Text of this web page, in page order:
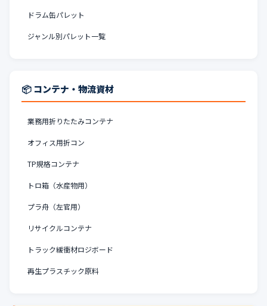
ドラム缶パレット
ジャンル別パレット一覧
📦 コンテナ・物流資材
業務用折りたたみコンテナ
オフィス用折コン
TP規格コンテナ
トロ箱（水産物用）
プラ舟（左官用）
リサイクルコンテナ
トラック緩衝材ロジボード
再生プラスチック原料